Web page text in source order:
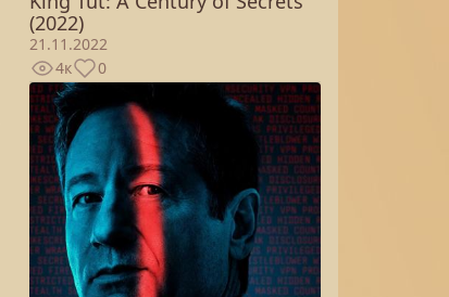
(2022)
21.11.2022
4к
0